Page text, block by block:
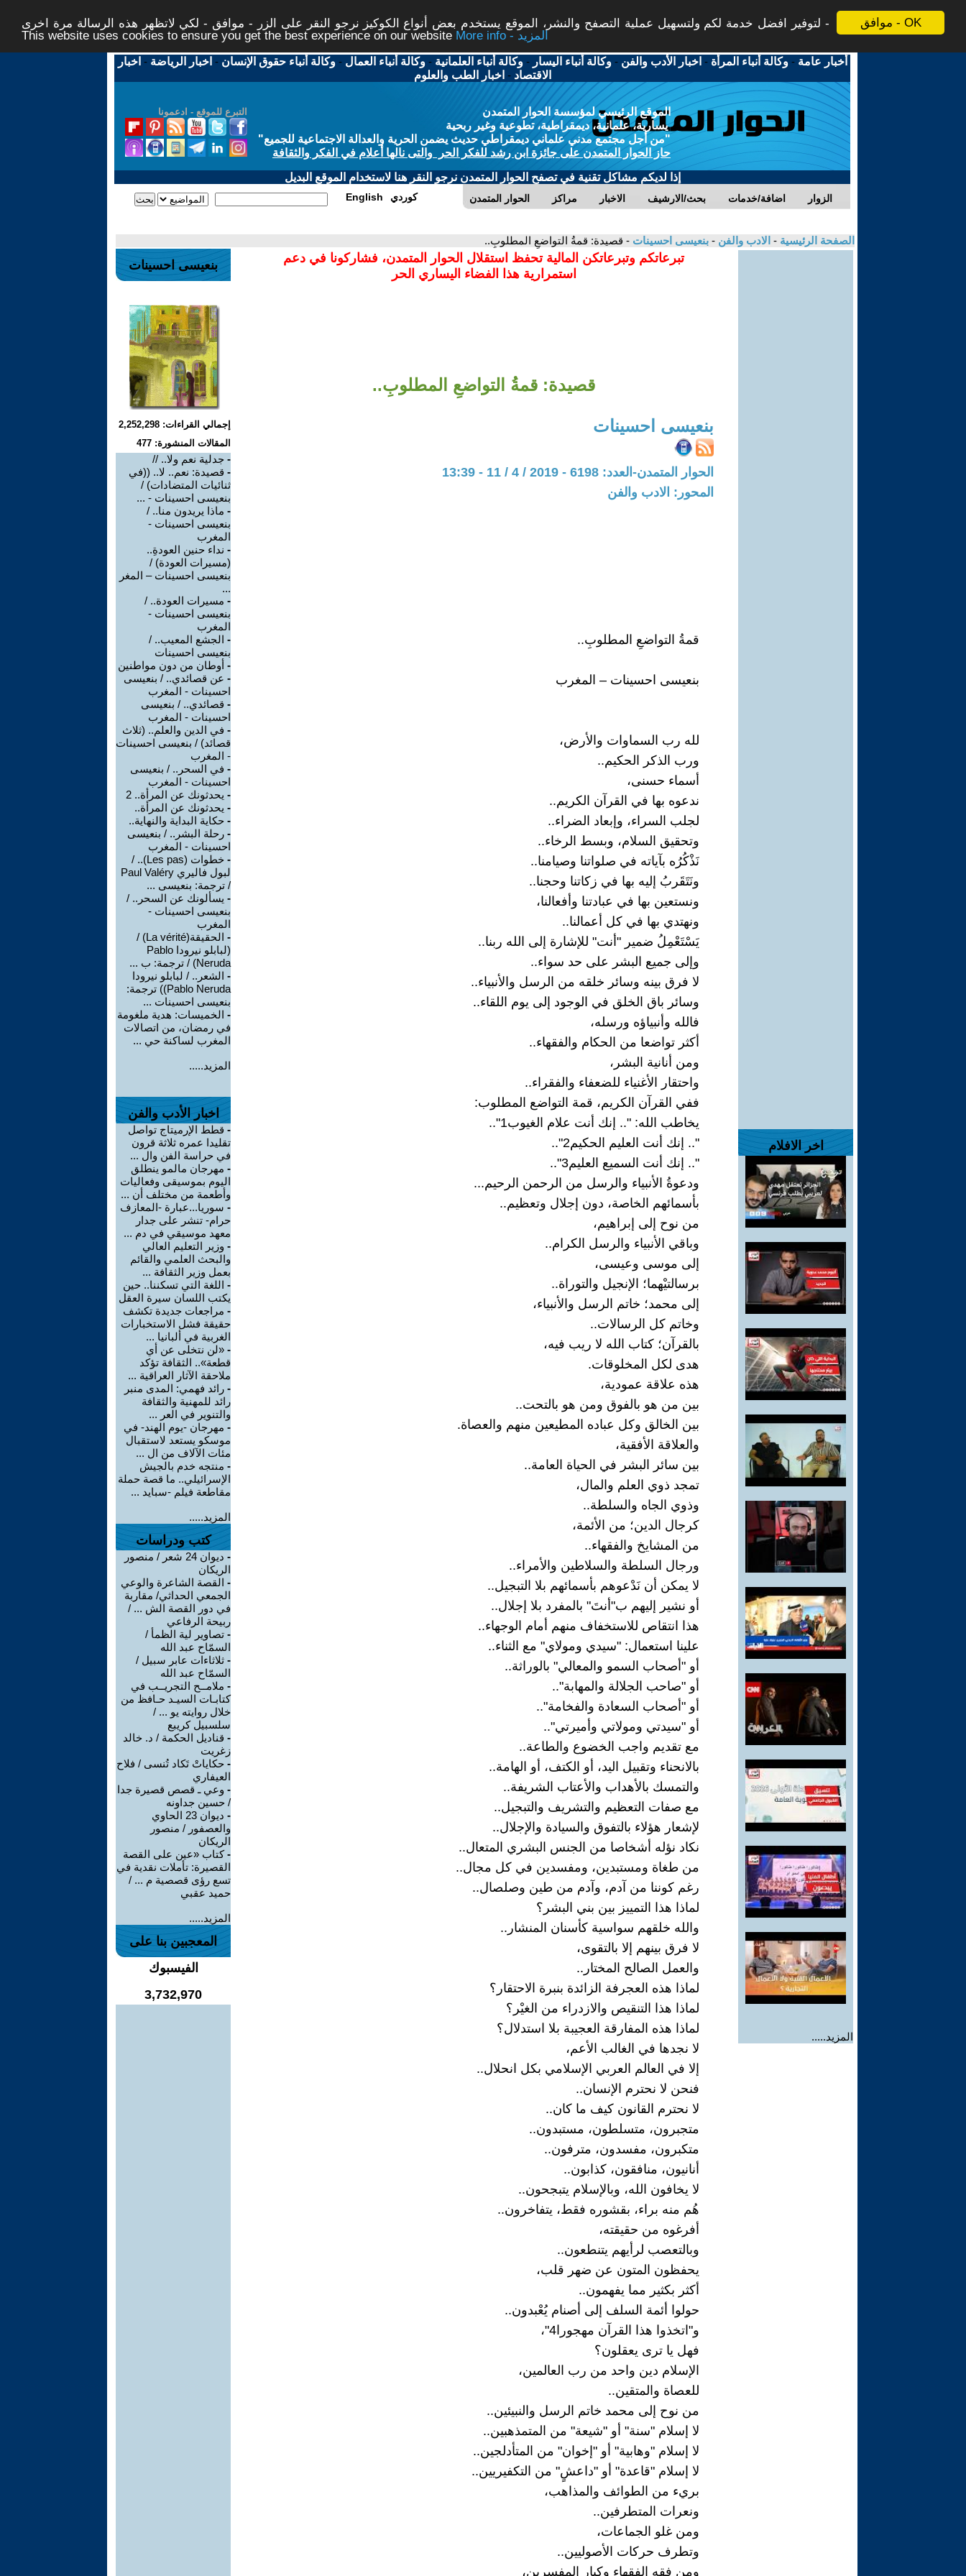
موافق - OK
لتوفير افضل خدمة لكم ولتسهيل عملية التصفح والنشر، الموقع يستخدم بعض أنواع الكوكيز نرجو النقر على الزر - موافق - لكي لاتظهر هذه الرسالة مرة اخرى -
This website uses cookies to ensure you get the best experience on our website
More info - المزيد
أخبار عامة -وكالة أنباء المرأة - اخبار الأدب والفن -وكالة أنباء اليسار -وكالة أنباء العلمانية -وكالة أنباء العمال -وكالة أنباء حقوق الإنسان - اخبار الرياضة - اخبار
الاقتصاد - اخبار الطب والعلوم
التبرع للموقع - ادعمونا
الموقع الرئيسي لمؤسسة الحوار المتمدن
يسارية، علمانية، ديمقراطية، تطوعية وغير ربحية
"من أجل مجتمع مدني علماني ديمقراطي حديث يضمن الحرية والعدالة الاجتماعية للجميع"
حاز الحوار المتمدن على جائزة ابن رشد للفكر الحر والتى نالها أعلام في الفكر والثقافة
إذا لديكم مشاكل تقنية في تصفح الحوار المتمدن نرجو النقر هنا لاستخدام الموقع البديل
الحوار المتمدن مراكز الاخبار بحث/الارشيف اضافة/خدمات الزوار English كوردي
الصفحة الرئيسية - الادب والفن - بنعيسى احسينات - قصيدة: قمةُ التواضعِ المطلوبِ..
اخر الافلام
المزيد.....
تبرعاتكم وتبرعاتكن المالية تحفظ استقلال الحوار المتمدن، فشاركونا في دعم
استمرارية هذا الفضاء اليساري الحر
قصيدة: قمةُ التواضعِ المطلوبِ..
بنعيسى احسينات
الحوار المتمدن-العدد: 6198 - 2019 / 4 / 11 - 13:39
المحور: الادب والفن
قمةُ التواضعِ المطلوبِ..
بنعيسى احسينات – المغرب
لله رب السماوات والأرض،
ورب الذكر الحكيم..
أسماء حسنى،
ندعوه بها في القرآن الكريم..
لجلب السراء، وإبعاد الضراء..
وتحقيق السلام، وبسط الرخاء..
نَذْكُرُه بآياته في صلواتنا وصيامنا..
ونَتَقَربُ إليه بها في زكاتنا وحجنا..
ونستعين بها في عبادتنا وأفعالنا،
ونهتدي بها في كل أعمالنا..
يَسْتَعْمِلُ ضمير "أنت" للإشارة إلى الله ربنا..
وإلى جميع البشر على حد سواء..
لا فرق بينه وسائر خلقه من الرسل والأنبياء..
وسائر باق الخلق في الوجود إلى يوم اللقاء..
فالله وأنبياؤه ورسله،
أكثر تواضعا من الحكام والفقهاء..
ومن أنانية البشر،
واحتقار الأغنياء للضعفاء والفقراء..
ففي القرآن الكريم، قمة التواضع المطلوب:
يخاطب الله: ".. إنك أنت علام الغيوب1"..
".. إنك أنت العليم الحكيم2"..
".. إنك أنت السميع العليم3"..
ودعوةُ الأنبياء والرسل من الرحمن الرحيم...
بأسمائهم الخاصة، دون إجلال وتعظيم..
من نوح إلى إبراهيم،
وباقي الأنبياء والرسل الكرام..
إلى موسى وعيسى،
برسالتيْهما؛ الإنجيل والتوراة..
إلى محمد؛ خاتم الرسل والأنبياء،
وخاتم كل الرسالات..
بالقرآن؛ كتاب الله لا ريب فيه،
هدى لكل المخلوقات.
هذه علاقة عمودية،
بين من هو بالفوق ومن هو بالتحت..
بين الخالق وكل عباده المطيعين منهم والعصاة.
والعلاقة الأفقية،
بين سائر البشر في الحياة العامة..
تمجد ذوي العلم والمال،
وذوي الجاه والسلطة..
كرجال الدين؛ من الأئمة،
من المشايخ والفقهاء..
ورجال السلطة والسلاطين والأمراء..
لا يمكن أن نَدْعوهم بأسمائهم بلا التبجيل..
أو نشير إليهم ب"أنتَ" بالمفرد بلا إجلال..
هذا انتقاص للاستخفاف منهم أمام الوجهاء..
علينا استعمال: "سيدي ومولاي" مع الثناء..
أو "أصحاب السمو والمعالي" بالوراثة..
أو "صاحب الجلالة والمهابة"..
أو "أصحاب السعادة والفخامة"..
أو "سيدتي ومولاتي وأميرتي"..
مع تقديم واجب الخضوع والطاعة..
بالانحناء وتقبيل اليد، أو الكتف، أو الهامة..
والتمسك بالأهداب والأعتاب الشريفة..
مع صفات التعظيم والتشريف والتبجيل..
لإشعار هؤلاء بالتفوق والسيادة والإجلال..
نكاد نؤله أشخاصا من الجنس البشري المتعال..
من طغاة ومستبدين، ومفسدين في كل مجال..
رغم كوننا من آدم، وآدم من طين وصلصال..
لماذا هذا التمييز بين بني البشر؟
والله خلقهم سواسية كأسنان المنشار..
لا فرق بينهم إلا بالتقوى،
والعمل الصالح المختار..
لماذا هذه العجرفة الزائدة بنبرة الاحتقار؟
لماذا هذا التنقيص والازدراء من الغيْر؟
لماذا هذه المفارقة العجيبة بلا استدلال؟
لا نجدها في الغالب الأعم،
إلا في العالم العربي الإسلامي بكل انحلال..
فنحن لا نحترم الإنسان..
لا نحترم القانون كيف ما كان..
متجبرون، متسلطون، مستبدون..
متكبرون، مفسدون، مترفون..
أنانيون، منافقون، كذابون..
لا يخافون الله، وبالإسلام يتبجحون..
هُم منه براء، بقشوره فقط، يتفاخرون..
أفرغوه من حقيقته،
وبالتعصب لرأيهم يتنطعون..
يحفظون المتون عن ضهر قلب،
أكثر بكثير مما يفهمون..
حولوا أئمة السلف إلى أصنام يُعْبدون..
و"اتخذوا هذا القرآن مهجورا4"،
فهل يا ترى يعقلون؟
الإسلام دين واحد من رب العالمين،
للعصاة والمتقين..
من نوح إلى محمد خاتم الرسل والنبيئين..
لا إسلام "سنة" أو "شيعة" من المتمذهبين..
لا إسلام "وهابية" أو "إخوان" من المتأدلجين..
لا إسلام "قاعدة" أو "داعشٍ" من التكفيريين..
بريء من الطوائف والمذاهب،
ونعرات المتطرفين..
ومن غلو الجماعات،
وتطرف حركات الأصوليين..
ومن فقه الفقهاء وكبار المفسرين،
بنعيسى احسينات
إجمالي القراءات: 2,252,298
المقالات المنشورة: 477
- جدلية نعم ولا.. //
- قصيدة: نعم.. لا.. ((في
ثنائيات المتضادات) /
بنعيسى احسينات - ...
- ماذا يريدون منا.. /
بنعيسى احسينات -
المغرب
- نداء حنين العودةِ..
(مسيرات العودة) /
بنعيسى احسينات – المغر
...
- مسيرات العودة.. /
بنعيسى احسينات -
المغرب
- الجشع المعيب.. /
بنعيسى احسينات
- أوطان من دون مواطنين
- عن قصائدي.. / بنعيسى
احسينات - المغرب
- قصائدي.. / بنعيسى
احسينات - المغرب
- في الدين والعلم.. (ثلاث
قصائد) / بنعيسى احسينات
- المغرب
- في السحر.. / بنعيسى
احسينات - المغرب
- يحدثونك عن المرأة.. 2
- يحدثونك عن المرأة..
- حكاية البداية والنهاية..
- رحلة البشر.. / بنعيسى
احسينات - المغرب
-
خطوات (Les pas).. /
لبول فاليري Paul Valéry
/ ترجمة: بنعيسى ...
- يسألونك عن السحر.. /
بنعيسى احسينات -
المغرب
-
الحقيقة(La vérité) /
(لبابلو نيرودا Pablo
Neruda) / ترجمة: ب ...
- الشعر.. / لبابلو نيرودا
Pablo Neruda)) ترجمة:
بنعيسى احسينات ...
- الخميسات: هدية ملغومة
في رمضان، من اتصالات
المغرب لساكنة حي ...
المزيد.....
اخبار الأدب والفن
- قطط الإرميتاج تواصل
تقليدا عمره ثلاثة قرون
في حراسة الفن وال ...
- مهرجان مالمو ينطلق
اليوم بموسيقى وفعاليات
وأطعمة من مختلف أن ...
- سوريا...عبارة -المعازف
حرام- تنشر على جدار
معهد موسيقي في دم ...
- وزير التعليم العالي
والبحث العلمي والقائم
بعمل وزير الثقافة ...
- اللغة التي تسكننا.. حين
يكتب اللسان سيرة العقل
- مراجعات جديدة تكشف
حقيقة فشل الاستخبارات
الغربية في ألبانيا ...
- «لن نتخلى عن أي
قطعة».. الثقافة تؤكد
ملاحقة الآثار العراقية ...
- رائد فهمي: المدى منبر
رائد للمهنية والثقافة
والتنوير في العر ...
- مهرجان -يوم الهند- في
موسكو يستعد لاستقبال
مئات الآلاف من ال ...
- منتجه خدم بالجيش
الإسرائيلي.. ما قصة حملة
مقاطعة فيلم -سبايد ...
المزيد.....
كتب ودراسات
-
ديوان 24 شعر / منصور
الريكان
- القصة الشاعرة والوعي
الجمعي الحداثي/ مقاربة
في دور القصة الش ... /
ربيحة الرفاعي
- تصاوير لية الظمأ /
السمّاح عبد الله
- ثلاثاءات عابر سبيل /
السمّاح عبد الله
- ملامــح التجريــب في
كتابـات السيـد حـافظ من
خلال روايته يو ... /
سلسبيل كريبع
- قناديل الحكمة / د. خالد
زغريت
- حكاياتْ تَكاد تُنسى / فلاح
العيفاري
- وعي ـ قصص قصيرة جدا
/ حسين جداونه
-
ديوان 23 الحاوي
والعصفور / منصور
الريكان
-كتاب «عين على القصة
القصيرة: تأملات نقدية في
تسع رؤى قصصية م ... /
حميد عقبي
المزيد.....
المعجبين بنا على
الفيسبوك
3,732,970